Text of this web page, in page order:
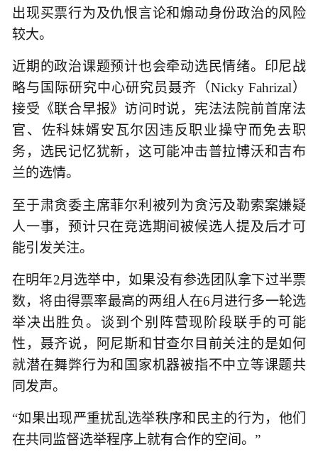
出现买票行为及仇恨言论和煽动身份政治的风险
较大。
近期的政治课题预计也会牵动选民情绪。印尼战
略与国际研究中心研究员聂齐（Nicky Fahrizal）
接受《联合早报》访问时说，宪法法院前首席法
官、佐科妹婿安瓦尔因违反职业操守而免去职
务，选民记忆犹新，这可能冲击普拉博沃和吉布
兰的选情。
至于肃贪委主席菲尔利被列为贪污及勒索案嫌疑
人一事，预计只在竞选期间被候选人提及后才可
能引发关注。
在明年2月选举中，如果没有参选团队拿下过半票
数，将由得票率最高的两组人在6月进行多一轮选
举决出胜负。谈到个别阵营现阶段联手的可能
性，聂齐说，阿尼斯和甘查尔目前关注的是如何
就潜在舞弊行为和国家机器被指不中立等课题共
同发声。
“如果出现严重扰乱选举秩序和民主的行为，他们
在共同监督选举程序上就有合作的空间。”